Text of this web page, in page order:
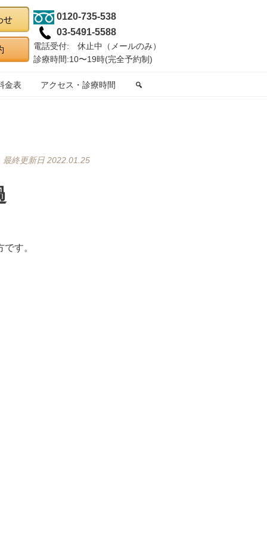
0120-735-538
03-5491-5588
電話受付: 休止中（メールのみ）
診療時間:10〜19時(完全予約制)
金表 アクセス・診療時間
最終更新日 2022.01.25
す。